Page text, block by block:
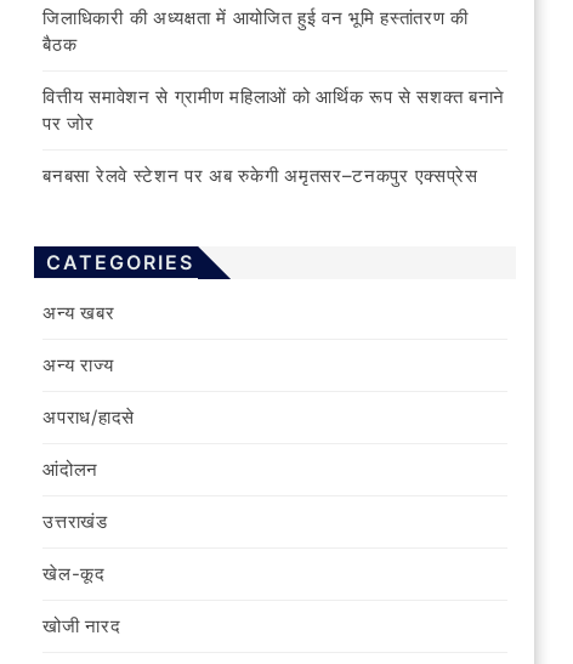
जिलाधिकारी की अध्यक्षता में आयोजित हुई वन भूमि हस्तांतरण की
बैठक
वित्तीय समावेशन से ग्रामीण महिलाओं को आर्थिक रूप से सशक्त बनाने
पर जोर
बनबसा रेलवे स्टेशन पर अब रुकेगी अमृतसर–टनकपुर एक्सप्रेस
CATEGORIES
अन्य खबर
अन्य राज्य
अपराध/हादसे
आंदोलन
उत्तराखंड
खेल-कूद
खोजी नारद